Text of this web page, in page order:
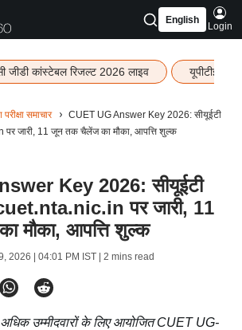
English
Login
जीडी कांस्टेबल रिजल्ट 2026 लाइव यूपीटीईटी
समाचार
CUET UG Answer Key 2026: सीयूईटी
जारी, 11 जून तक चैलेंज का मौका, आपत्ति शुल्क
Key 2026: सीयूईटी
पर जारी, 11
मौका, आपत्ति शुल्क
2026 | 04:01 PM IST| 2 mins read
उम्मीदवारों के लिए आयोजित CUET UG-